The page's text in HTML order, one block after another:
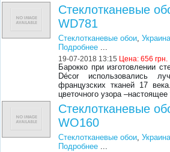
Стеклотканевые
WD781
Стеклотканевые обои,
Подробнее ...
19-07-2018 13:15 Цена:656 грн.
Барокко при изготовлении
Décor использовались
французских тканей 17
цветочного узора
Стеклотканевые
WO160
Стеклотканевые обои,
Подробнее ...